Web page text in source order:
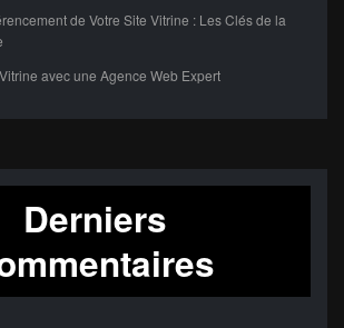
de Votre Site Vitrine : Les Clés de la
avec une Agence Web Expert
Derniers